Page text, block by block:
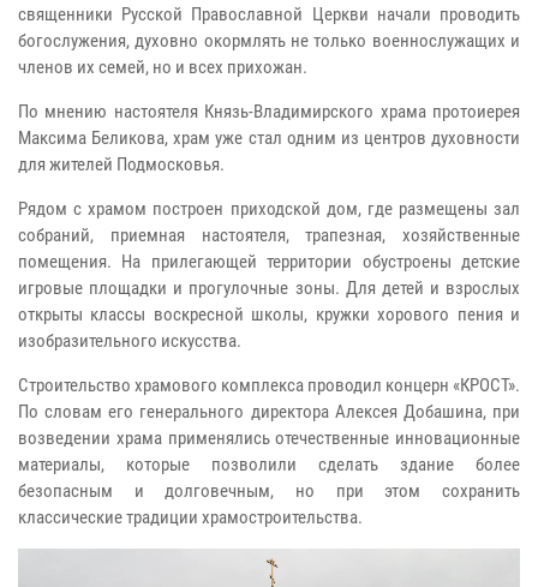
священники Русской Православной Церкви начали проводить
богослужения, духовно окормлять не только военнослужащих и
членов их семей, но и всех прихожан.
По мнению настоятеля Князь-Владимирского храма протоиерея
Максима Беликова, храм уже стал одним из центров духовности
для жителей Подмосковья.
Рядом с храмом построен приходской дом, где размещены зал
собраний, приемная настоятеля, трапезная, хозяйственные
помещения. На прилегающей территории обустроены детские
игровые площадки и прогулочные зоны. Для детей и взрослых
открыты классы воскресной школы, кружки хорового пения и
изобразительного искусства.
Строительство храмового комплекса проводил концерн «КРОСТ».
По словам его генерального директора Алексея Добашина, при
возведении храма применялись отечественные инновационные
материалы, которые позволили сделать здание более
безопасным и долговечным, но при этом сохранить
классические традиции храмостроительства.